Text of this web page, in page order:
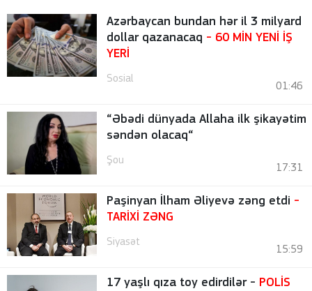
Azərbaycan bundan hər il 3 milyard
dollar qazanacaq - 60 MİN YENİ İŞ
YERİ
Sosial
01:46
“Əbədi dünyada Allaha ilk şikayətim
səndən olacaq“
Şou
17:31
Paşinyan İlham Əliyevə zəng etdi -
TARİXİ ZƏNG
Siyasət
15:59
17 yaşlı qıza toy edirdilər - POLİS